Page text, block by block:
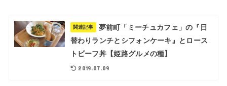
関連記事
夢前町「ミーチュカフェ」の『日
替わりランチとシフォンケーキ』とロース
トビーフ丼【姫路グルメの種】
2019.07.09